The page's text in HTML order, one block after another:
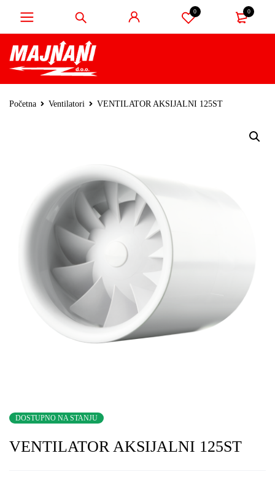
0 0
Početna Ventilatori VENTILATOR AKSIJALNI 125ST
DOSTUPNO NA STANJU
VENTILATOR AKSIJALNI 125ST